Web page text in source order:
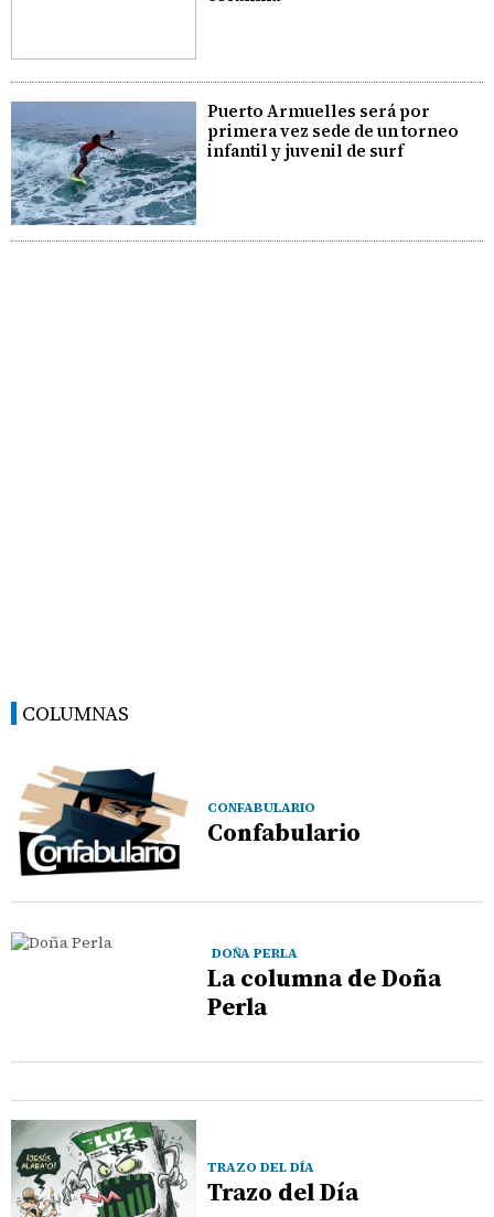
Puerto Armuelles será por
primera vez sede de un torneo
infantil y juvenil de surf
COLUMNAS
CONFABULARIO
Confabulario
DOÑA PERLA
La columna de Doña
Perla
TRAZO DEL DÍA
Trazo del Día